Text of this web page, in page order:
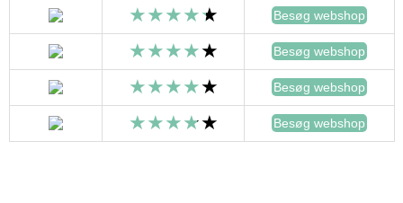
Besøg webshop
Besøg webshop
Besøg webshop
Besøg webshop